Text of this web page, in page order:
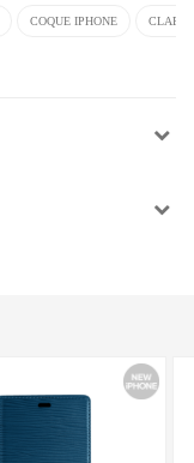
COQUE IPHONE CLAPET